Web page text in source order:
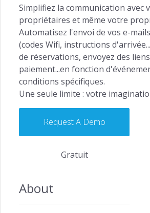
Simplifiez la communication avec
propriétaires et même votre
Automatisez l'envoi de vos e-
(codes Wifi, instructions
de réservations, envoyez des
paiement...en fonction
conditions spécifiques.
Une seule limite : votre
Request A Demo
Gratuit
About
INSIGHTS
Accès Propriétaires →
FIDÉLISATION
Solutions des Fidélisation →